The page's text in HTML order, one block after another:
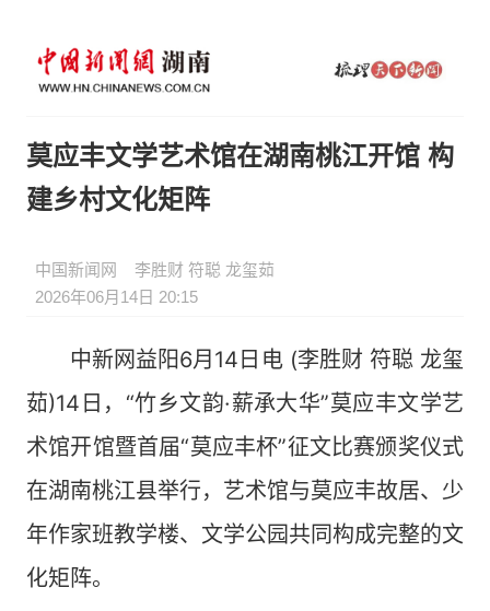
莫应丰文学艺术馆在湖南桃江开馆 构
建乡村文化矩阵
中国新闻网
李胜财 符聪 龙玺茹
2026年06月14日 20:15
中新网益阳6月14日电 (李胜财 符聪 龙玺
茹)14日，“竹乡文韵·薪承大华”莫应丰文学艺
术馆开馆暨首届“莫应丰杯”征文比赛颁奖仪式
在湖南桃江县举行，艺术馆与莫应丰故居、少
年作家班教学楼、文学公园共同构成完整的文
化矩阵。